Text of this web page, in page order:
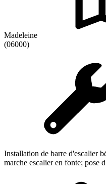
Madeleine
(06000)
Installation de barre d'escalier
marche escalier en fonte; pose